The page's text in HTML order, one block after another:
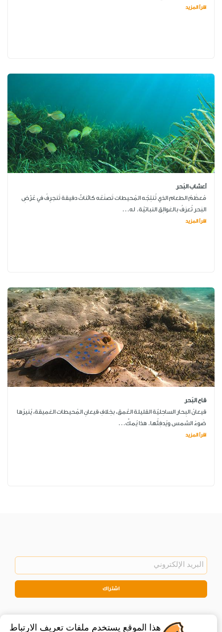
اقرأ المزيد
أعشاب البَحر
مُعظَمُ الطعام الذي تُنتِجُه المُحيطات تَصنَعُه كائناتٌ دقيقة تَنجرِفُ في عُرْضِ
البَحر تُعرَفُ بالعَوالِق النباتيّة. له...
اقرأ المزيد
قاع البَحر
قيعانُ البِحار الساحِليّة القليلة العُمق، بخِلافِ قيعانِ المُحيطات العَميقة، يُنيرُها
ضَوءُ الشمس ويُدفِئُها. هذا يُمكِّ...
اقرأ المزيد
اشتراك
هذا الموقع يستخدم ملفات تعريف الارتباط